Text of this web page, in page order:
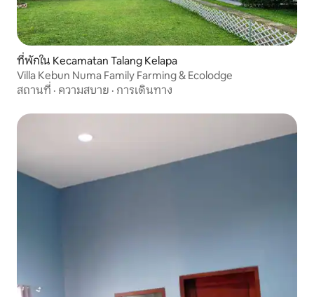
ที่พักใน Kecamatan Talang Kelapa
Villa Kebun Numa Family Farming & Ecolodge
สถานที่ · ความสบาย · การเดินทาง